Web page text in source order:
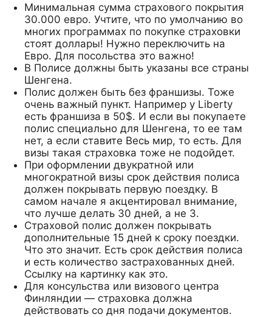
Минимальная сумма страхового покрытия
30.000 евро. Учтите, что по умолчанию во
многих программах по покупке страховки
стоят доллары! Нужно переключить на
Евро. Для посольства это важно!
В Полисе должны быть указаны все страны
Шенгена.
Полис должен быть без франшизы. Тоже
очень важный пункт. Например у Liberty
есть франшиза в 50$. И если вы покупаете
полис специально для Шенгена, то ее там
нет, а если ставите Весь мир, то есть. Для
визы такая страховка тоже не подойдет.
При оформлении двукратной или
многократной визы срок действия полиса
должен покрывать первую поездку. В
самом начале я акцентировал внимание,
что лучше делать 30 дней, а не 3.
Страховой полис должен покрывать
дополнительные 15 дней к сроку поездки.
Что это значит. Есть срок действия полиса
и есть количество застрахованных дней.
Ссылку на картинку как это.
Для консульства или визового центра
Финляндии — страховка должна
действовать со дня подачи документов.